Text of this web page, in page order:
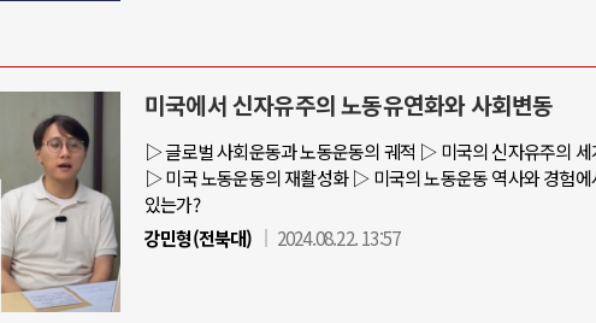
미국에서 신자유주의 노동유연화와 사회변동
▷ 글로벌 사회운동과 노동운동의 궤적 ▷ 미국의 신자유주의 세
▷ 미국 노동운동의 재활성화 ▷ 미국의 노동운동 역사와 경험에
있는가?
강민형(전북대)
2024.08.22. 13:57
AI와 인간
중국 AI, 저가 공세로 글로벌 토큰 시..
AI 국부펀드 구상 놓고 미국 진보진영 ..
AI 데이터센터 반대 투쟁은 새로운 글로..
러시아-우크라
전쟁의 추상화: 우크라이나,
EU·우크라이나 드론 협력
나토, 우크라 군사지원